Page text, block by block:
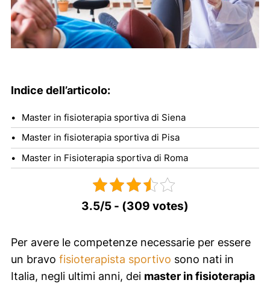
Indice dell’articolo:
Master in fisioterapia sportiva di Siena
Master in fisioterapia sportiva di Pisa
Master in Fisioterapia sportiva di Roma
3.5/5 - (309 votes)
Per avere le competenze necessarie per essere
un bravo fisioterapista sportivo sono nati in
Italia, negli ultimi anni, dei master in fisioterapia